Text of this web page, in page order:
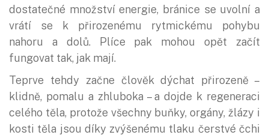
dostatečné množství energie, bránice se uvolní a
vrátí se k přirozenému rytmickému pohybu
nahoru a dolů. Plíce pak mohou opět začít
fungovat tak, jak mají.
Teprve tehdy začne člověk dýchat přirozeně –
klidně, pomalu a zhluboka – a dojde k regeneraci
celého těla, protože všechny buňky, orgány, žlázy i
kosti těla jsou díky zvýšenému tlaku čerstvé čchi